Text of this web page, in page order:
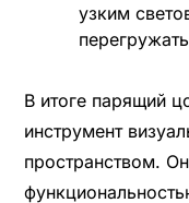
узким
В итоге парящий
инструмент
пространством.